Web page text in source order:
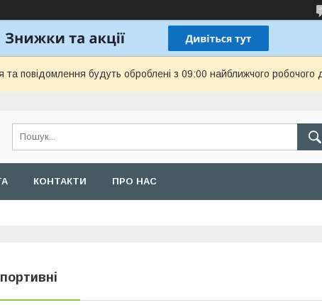
та повідомлення будуть оброблені з 09:00 найближчого робочого
КОНТАКТИ ПРО НАС